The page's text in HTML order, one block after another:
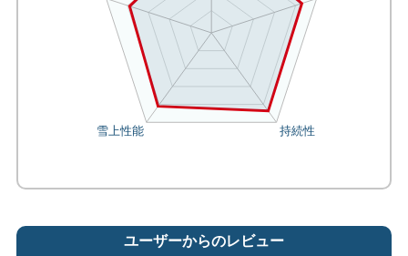
ユーザーからのレビュー